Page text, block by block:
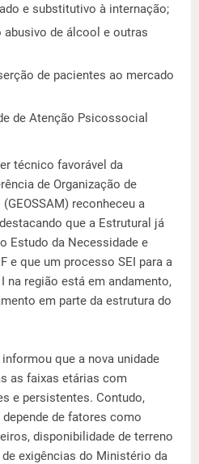
e substitutivo à internação;
abusivo de álcool e outras
de pacientes ao mercado
de Atenção Psicossocial
técnico favorável da
de Organização de
reconheceu a
que a Estrutural já
Estudo da Necessidade e
e que um processo SEI para a
na região está em andamento,
em parte da estrutura do
que a nova unidade
as faixas etárias com
e persistentes. Contudo,
de fatores como
disponibilidade de terreno
exigências do Ministério da